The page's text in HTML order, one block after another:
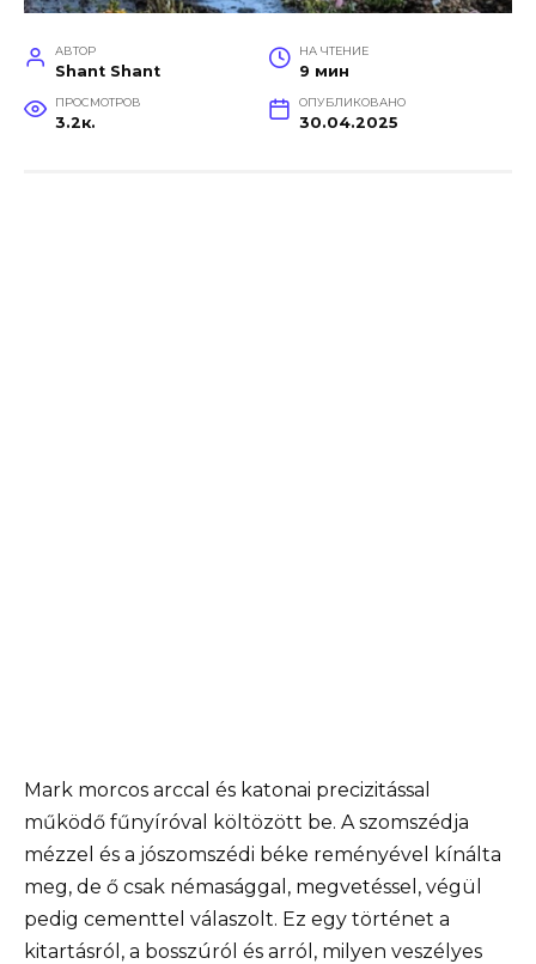
АВТОР
Shant Shant
НА ЧТЕНИЕ
9 мин
ПРОСМОТРОВ
3.2к.
ОПУБЛИКОВАНО
30.04.2025
Mark morcos arccal és katonai precizitással
működő fűnyíróval költözött be. A szomszédja
mézzel és a jószomszédi béke reményével kínálta
meg, de ő csak némasággal, megvetéssel, végül
pedig cementtel válaszolt. Ez egy történet a
kitartásról, a bosszúról és arról, milyen veszélyes